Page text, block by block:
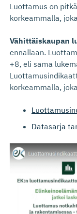
Luottamus on
korkeammalla,
Vähittäiskaupan
ennallaan.
+8, eli sama
korkeammalla,
Datasarja